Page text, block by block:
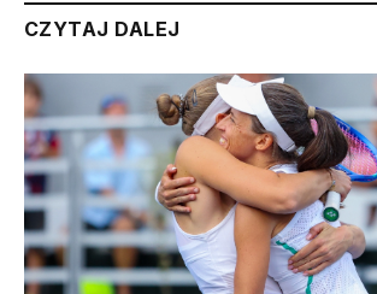
CZYTAJ DALEJ